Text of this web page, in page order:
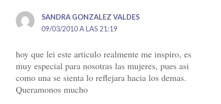
SANDRA GONZALEZ VALDES
09/03/2010 A LAS 21:19
hoy que lei este articulo realmente me inspiro, es
muy especial para nosotras las mujeres, pues asi
como una se sienta lo reflejara hacia los demas.
Queramonos mucho